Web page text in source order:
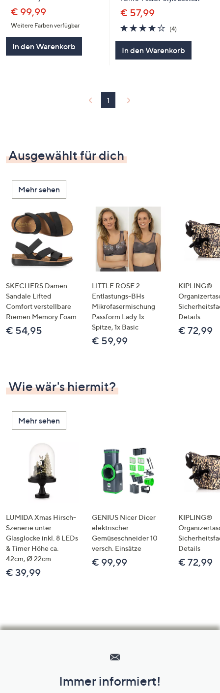
€ 99,99
Weitere Farben verfügbar
In den Warenkorb
€ 57,99
3.8
von
(4)4
In den Warenkorb
1
Ausgewählt für dich
Mehr sehen
SKECHERS Damen-
Sandale Lifted
Comfort verstellbare
Riemen Memory Foam
€ 54,95
LITTLE ROSE 2
Entlastungs-BHs
Mikrofasermischung
Passform Lady 1x
Spitze, 1x Basic
€ 59,99
KIPLING®
Details
€ 72,99
Wie wär's hiermit?
Mehr sehen
LUMIDA Xmas Hirsch-
Szenerie unter
Glasglocke inkl. 8 LEDs
& Timer Höhe ca.
42cm, Ø 22cm
€ 39,99
GENIUS Nicer Dicer
elektrischer
Gemüseschneider 10
versch. Einsätze
€ 99,99
KIPLING®
Details
€ 72,99
Unternehmensinformationen
Immer informiert!